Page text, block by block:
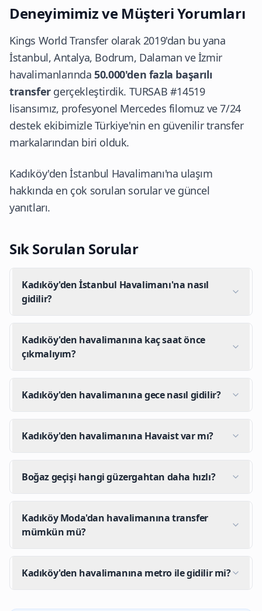
Deneyimimiz ve Müşteri Yorumları
Kings World Transfer olarak 2019'dan bu yana
İstanbul, Antalya, Bodrum, Dalaman ve İzmir
havalimanlarında50.000'den fazla başarılı
transfergerçekleştirdik. TURSAB #14519
lisansımız, profesyonel Mercedes filomuz ve 7/24
destek ekibimizle Türkiye'nin en güvenilir transfer
markalarından biri olduk.
Kadıköy'den İstanbul Havalimanı'na ulaşım
hakkında en çok sorulan sorular ve güncel
yanıtları.
Sık Sorulan Sorular
Kadıköy'den İstanbul Havalimanı'na nasıl
gidilir?
Kadıköy'den havalimanına kaç saat önce
çıkmalıyım?
Kadıköy'den havalimanına gece nasıl gidilir?
Kadıköy'den havalimanına Havaist var mı?
Boğaz geçişi hangi güzergahtan daha hızlı?
Kadıköy Moda'dan havalimanına transfer
mümkün mü?
Kadıköy'den havalimanına metro ile gidilir mi?
Kadıköy'den İstanbul Havalimanı'na nasıl gidilir?